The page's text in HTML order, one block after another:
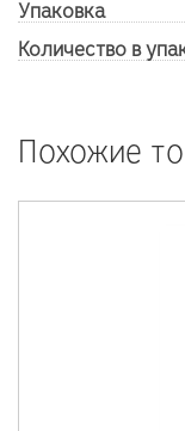
Упаковка
Количество в
Похожие